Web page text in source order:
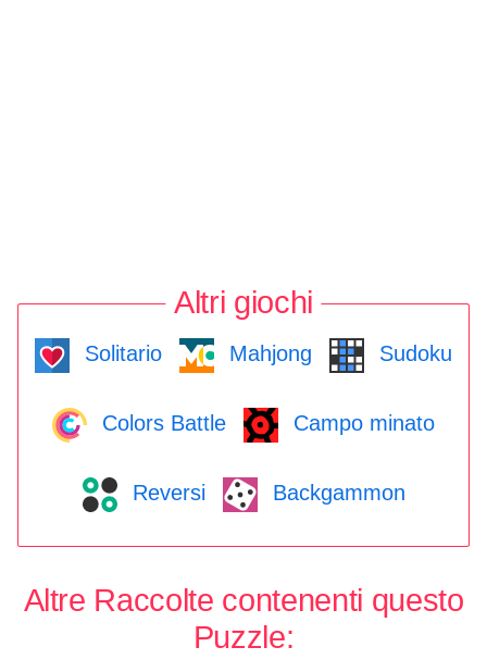
Altri giochi
Solitario Mahjong Sudoku
Colors Battle Campo minato
Reversi Backgammon
Altre Raccolte contenenti questo
Puzzle: